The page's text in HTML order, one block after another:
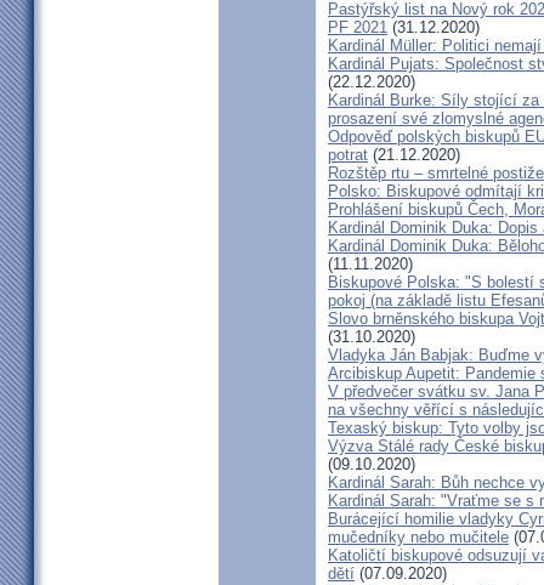
Pastýřský list na Nový rok
PF 2021 (31.12.2020)
Kardinál Müller: Politici
Kardinál Pujats: Společnost
(22.12.2020)
Kardinál Burke: Síly stojící
prosazení své zlomyslné
Odpověď polských biskupů
potrat (21.12.2020)
Rozštěp rtu – smrtelné
Polsko: Biskupové odmítají
Prohlášení biskupů Čech,
Kardinál Dominik Duka:
Kardinál Dominik Duka:
(11.11.2020)
Biskupové Polska: "S bolestí
pokoj (na základě listu
Slovo brněnského biskupa
(31.10.2020)
Vladyka Ján Babjak: Buďme
Arcibiskup Aupetit: Pandemie
V předvečer svátku sv. Jana
na všechny věřící s
Texaský biskup: Tyto volby
Výzva Stálé rady České
(09.10.2020)
Kardinál Sarah: Bůh nechce
Kardinál Sarah: "Vraťme se s
Burácející homilie vladyky
mučedníky nebo mučitele
Katoličtí biskupové odsuzují
dětí (07.09.2020)